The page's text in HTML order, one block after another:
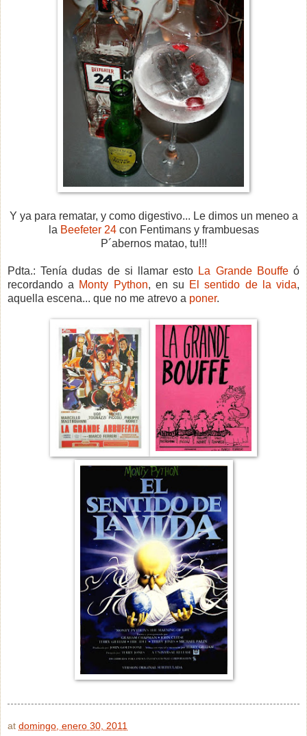
Y ya para rematar, y como digestivo... Le dimos un meneo a
la Beefeter 24con Fentimans y frambuesas
P´abernos matao, tu!!!
Pdta.: Tenía dudas de si llamar esto La Grande Bouffeó
recordando a Monty Python, en su El sentido de la vida,
aquella escena... que no me atrevo a poner.
at domingo, enero 30, 2011